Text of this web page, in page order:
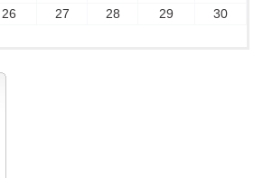
26 27 28 29
30